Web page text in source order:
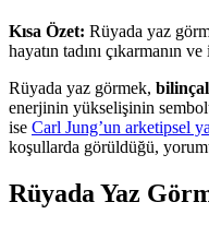
Kısa Özet: Rüyada yaz
hayatın tadını çıkarmanın
Rüyada yaz görmek,
enerjinin yükselişinin
ise Carl Jung’un arketipsel
koşullarda görüldüğü,
Rüyada Yaz